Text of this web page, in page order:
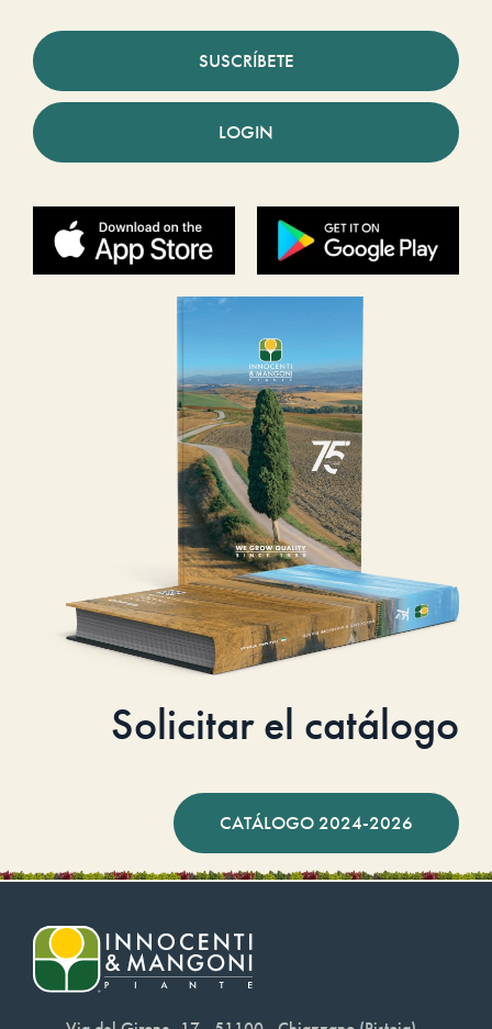
SUSCRÍBETE
LOGIN
Solicitar el catálogo
CATÁLOGO 2024-2026